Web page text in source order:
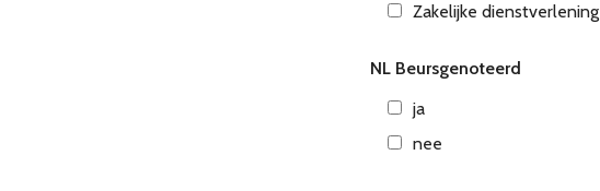
Zakelijke dienstverlening
NL Beursgenoteerd
ja
nee